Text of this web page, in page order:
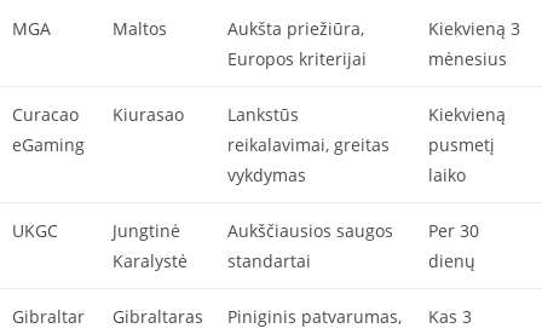
MGA
Maltos
Aukšta priežiūra,
Europos kriterijai
Kiekvieną 3
mėnesius
Curacao
eGaming
Kiurasao
Lankstūs
reikalavimai, greitas
vykdymas
Kiekvieną
pusmetį
laiko
UKGC
Jungtinė
Karalystė
Aukščiausios saugos
standartai
Per 30
dienų
Gibraltar Gibraltaras
Piniginis patvarumas,
Kas 3